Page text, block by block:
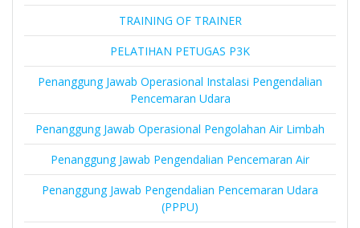
TRAINING OF TRAINER
PELATIHAN PETUGAS P3K
Penanggung Jawab Operasional Instalasi Pengendalian
Pencemaran Udara
Penanggung Jawab Operasional Pengolahan Air Limbah
Penanggung Jawab Pengendalian Pencemaran Air
Penanggung Jawab Pengendalian Pencemaran Udara
(PPPU)